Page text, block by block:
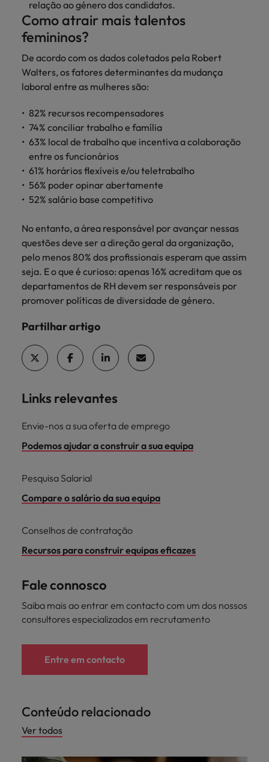
relação ao género dos candidatos.
Como atrair mais talentos
femininos?
De acordo com os dados coletados pela Robert
Walters, os fatores determinantes da mudança
laboral entre as mulheres são:
82% recursos recompensadores
74% conciliar trabalho e família
63% local de trabalho que incentiva a colaboração
entre os funcionários
61% horários flexíveis e/ou teletrabalho
56% poder opinar abertamente
52% salário base competitivo
No entanto, a área responsável por avançar nessas
questões deve ser a direção geral da organização,
pelo menos 80% dos profissionais esperam que assim
seja. E o que é curioso: apenas 16% acreditam que os
departamentos de RH devem ser responsáveis ​​por
promover políticas de diversidade de género.
Partilhar artigo
Links relevantes
Envie-nos a sua oferta de emprego
Podemos ajudar a construir a sua equipa
Pesquisa Salarial
Compare o salário da sua equipa
Conselhos de contratação
Recursos para construir equipas eficazes
Fale connosco
Saiba mais ao entrar em contacto com um dos nossos
consultores especializados em recrutamento
Entre em contacto
Conteúdo relacionado
Ver todos